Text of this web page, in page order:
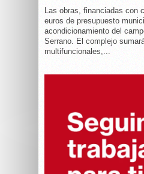
Las obras, financiadas con
euros de presupuesto
acondicionamiento del
Serrano. El complejo
multifuncionales,...